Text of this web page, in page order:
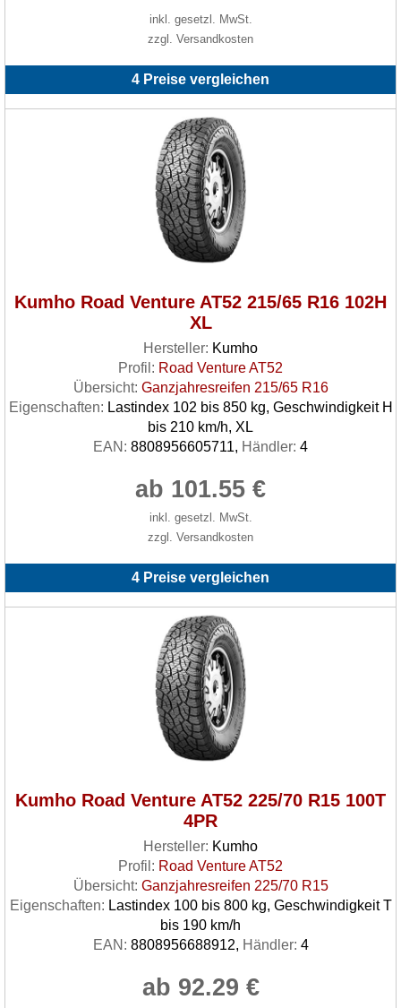
inkl. gesetzl. MwSt.
zzgl. Versandkosten
4 Preise vergleichen
Kumho Road Venture AT52 215/65 R16 102H
XL
Hersteller: Kumho
Profil: Road Venture AT52
Übersicht: Ganzjahresreifen 215/65 R16
Eigenschaften: Lastindex 102 bis 850 kg, Geschwindigkeit H
bis 210 km/h, XL
EAN: 8808956605711, Händler: 4
ab 101.55 €
inkl. gesetzl. MwSt.
zzgl. Versandkosten
4 Preise vergleichen
Kumho Road Venture AT52 225/70 R15 100T
4PR
Hersteller: Kumho
Profil: Road Venture AT52
Übersicht: Ganzjahresreifen 225/70 R15
Eigenschaften: Lastindex 100 bis 800 kg, Geschwindigkeit T
bis 190 km/h
EAN: 8808956688912, Händler: 4
ab 92.29 €